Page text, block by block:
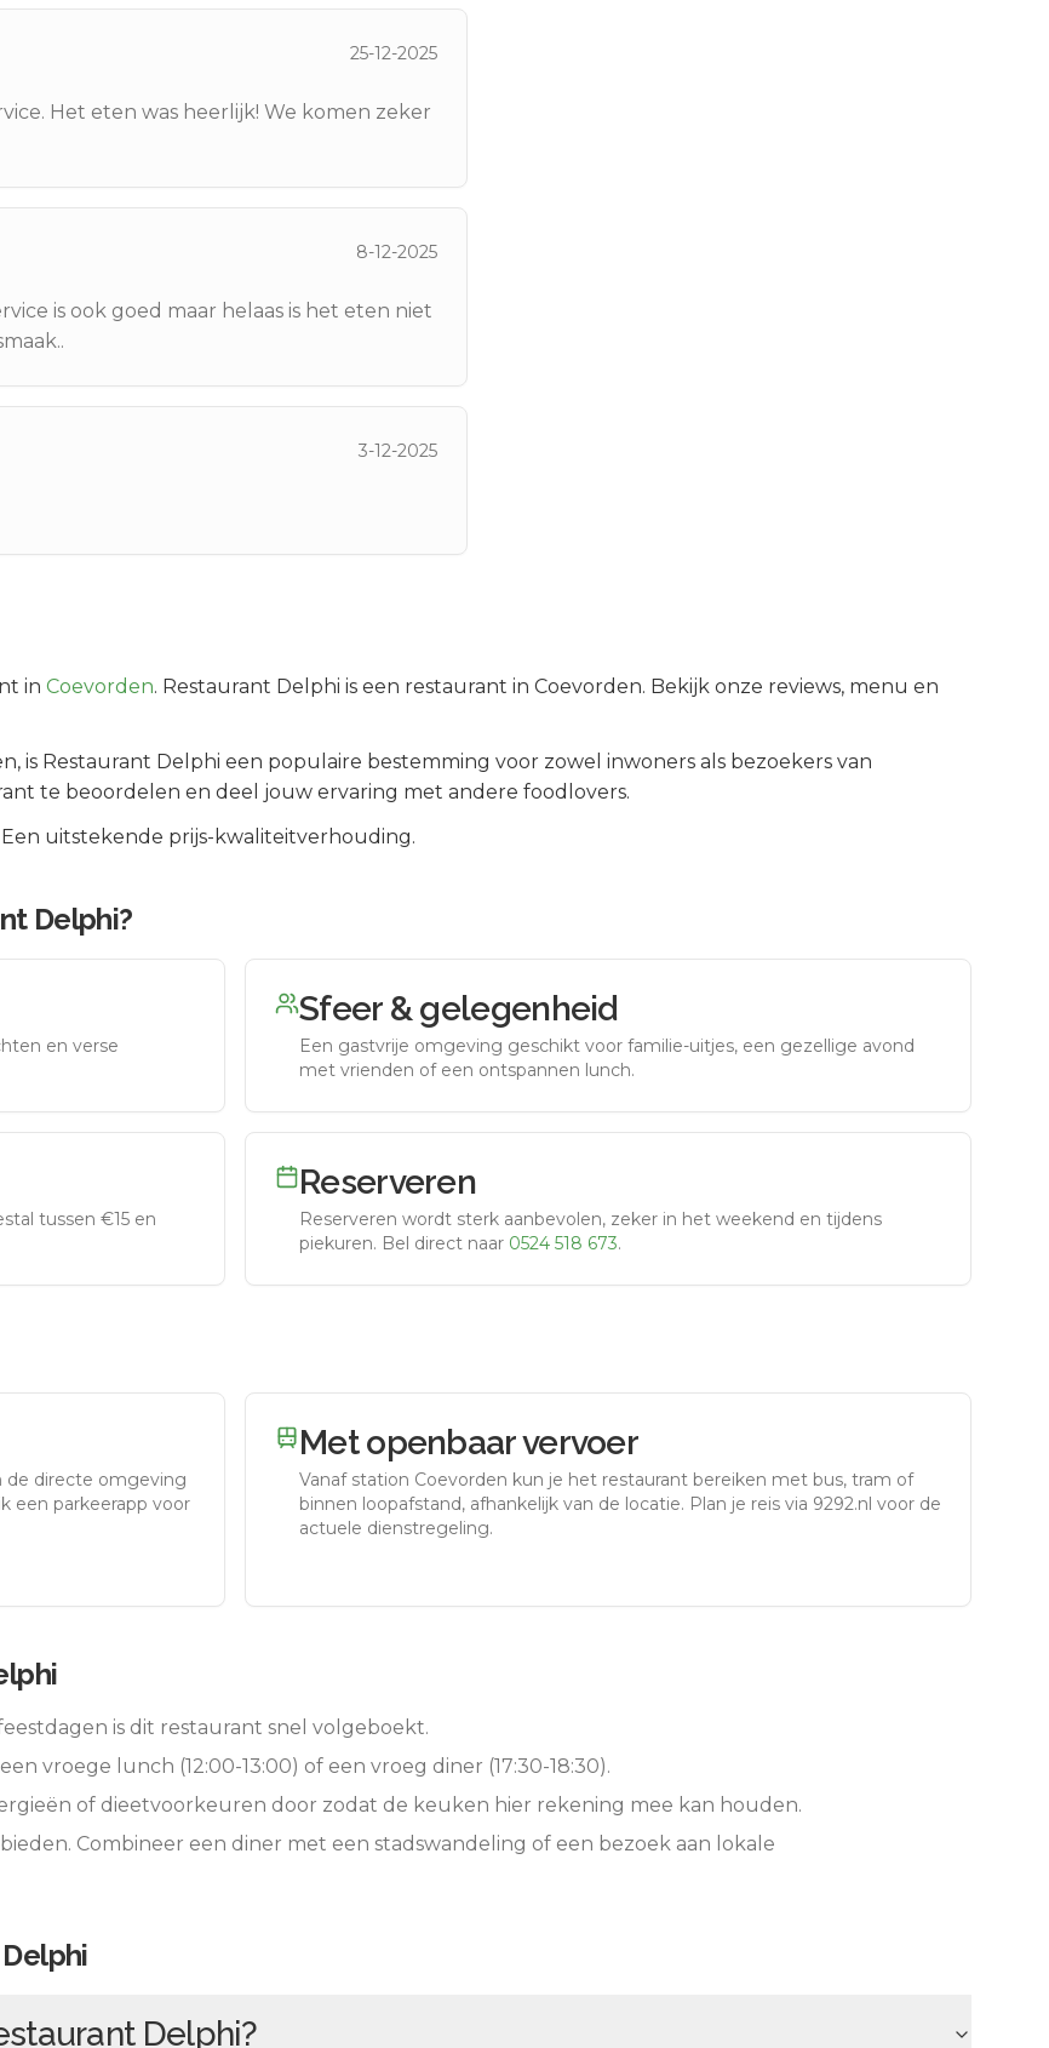
25-12-2025
Het eten was heerlijk! We komen zeker
8-12-2025
is ook goed maar helaas is het eten niet
3-12-2025
in Coevorden. Restaurant Delphi is een restaurant in Coevorden. Bekijk onze reviews, menu en
, is Restaurant Delphi een populaire bestemming voor zowel inwoners als bezoekers van
te beoordelen en deel jouw ervaring met andere foodlovers.
uitstekende prijs-kwaliteitverhouding.
Delphi?
en verse
Sfeer & gelegenheid
Een gastvrije omgeving geschikt voor familie-uitjes, een gezellige avond
met vrienden of een ontspannen lunch.
tussen €15 en
Reserveren
Reserveren wordt sterk aanbevolen, zeker in het weekend en tijdens
piekuren. Bel direct naar 0524 518 673.
de directe omgeving
een parkeerapp voor
Met openbaar vervoer
Vanaf station Coevorden kun je het restaurant bereiken met bus, tram of
binnen loopafstand, afhankelijk van de locatie. Plan je reis via 9292.nl voor de
actuele dienstregeling.
is dit restaurant snel volgeboekt.
vroege lunch (12:00-13:00) of een vroeg diner (17:30-18:30).
of dieetvoorkeuren door zodat de keuken hier rekening mee kan houden.
Combineer een diner met een stadswandeling of een bezoek aan lokale
Delphi?